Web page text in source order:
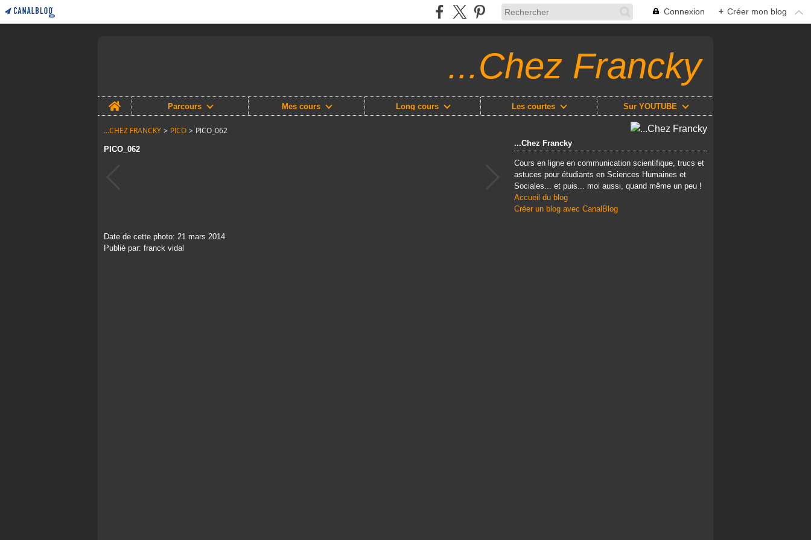
Connexion + Créer mon blog
...Chez Francky
Home
Parcours Mes cours Long cours Les courtes Sur YOUTUBE
...CHEZ FRANCKY > PICO > PICO_062
PICO_062
Date de cette photo: 21 mars 2014
Publié par: franck vidal
...Chez Francky
Cours en ligne en communication scientifique, trucs et
astuces pour étudiants en Sciences Humaines et
Sociales... et puis... moi aussi, quand même un peu !
Accueil du blog
Créer un blog avec CanalBlog